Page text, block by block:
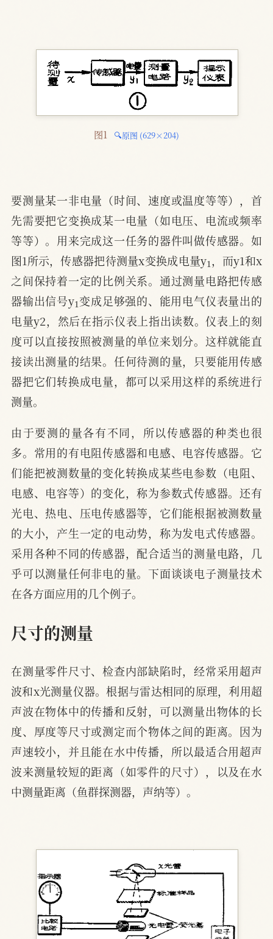
图1 🔍原图 (629×204)
要测量某一非电量（时间、速度或温度等等），首
先需要把它变换成某一电量（如电压、电流或频率
等等）。用来完成这一任务的器件叫做传感器。如
图1所示，传感器把待测量x变换成电量y1，而y1和x
之间保持着一定的比例关系。通过测量电路把传感
器输出信号y 1变成足够强的、能用电气仪表量出的
电量y2，然后在指示仪表上指出读数。仪表上的刻
度可以直接按照被测量的单位来划分。这样就能直
接读出测量的结果。任何待测的量，只要能用传感
器把它们转换成电量，都可以采用这样的系统进行
测量。
由于要测的量各有不同，所以传感器的种类也很
多。常用的有电阻传感器和电感、电容传感器。它
们能把被测数量的变化转换成某些电参数（电阻、
电感、电容等）的变化，称为参数式传感器。还有
光电、热电、压电传感器等，它们能根据被测数量
的大小，产生一定的电动势，称为发电式传感器。
采用各种不同的传感器，配合适当的测量电路，几
乎可以测量任何非电的量。下面谈谈电子测量技术
在各方面应用的几个例子。
尺寸的测量
在测量零件尺寸、检查内部缺陷时，经常采用超声
波和x光测量仪器。根据与雷达相同的原理，利用超
声波在物体中的传播和反射，可以测量出物体的长
度、厚度等尺寸或测定而个物体之间的距离。因为
声速较小，并且能在水中传播，所以最适合用超声
波来测量较短的距离（如零件的尺寸），以及在水
中测量距离（鱼群探测器，声纳等）。